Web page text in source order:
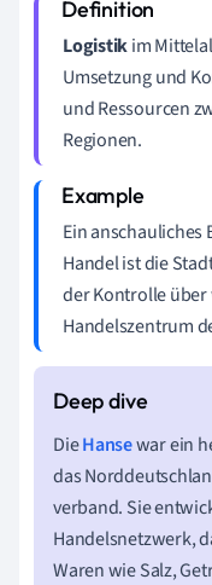
Logistikim
Umsetzung und
und Ressourcen
Regionen.
Ein
Handel ist die
der Kontrolle über
Handelszentrum
DieHansewar ein
das
verband. Sie
Handelsnetzwerk,
Waren wie Salz,